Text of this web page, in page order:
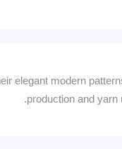
elegant modern
production and yarn